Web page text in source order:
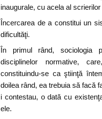
inaugurale, cu acela al
Încercarea de a constitui un
dificultăţi.
În primul rând, sociologia
disciplinelor normative,
constituindu-se ca ştiinţă
doilea rând, ea trebuia să facă
i contestau, o dată cu
ele.